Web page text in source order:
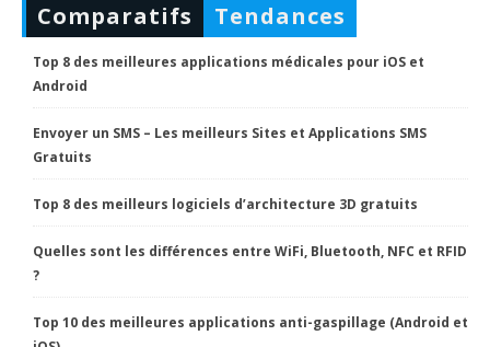
Comparatifs Tendances
Top 8 des meilleures applications médicales pour iOS et
Android
Envoyer un SMS – Les meilleurs Sites et Applications SMS
Gratuits
Top 8 des meilleurs logiciels d’architecture 3D gratuits
Quelles sont les différences entre WiFi, Bluetooth, NFC et RFID
?
Top 10 des meilleures applications anti-gaspillage (Android et